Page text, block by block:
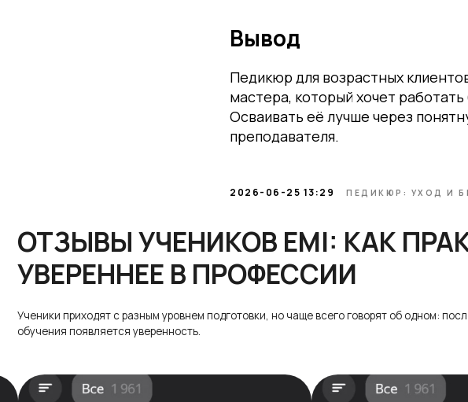
Вывод
Педикюр для возрастных
мастера, который хочет
Осваивать её лучше через
преподавателя.
2026-06-25 13:29 ПЕДИКЮР: УХОД И
УВЕРЕННЕЕ В ПРОФЕССИИ
Ученики приходят с разным уровнем подготовки, но чаще всего говорят об одном: после